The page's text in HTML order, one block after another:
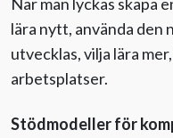
lära nytt, använda den
utvecklas, vilja lära
arbetsplatser.
Stödmodeller för